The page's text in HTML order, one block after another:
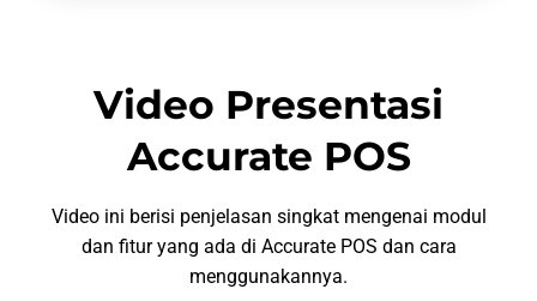
Video Presentasi
Accurate POS
Video ini berisi penjelasan singkat mengenai modul
dan fitur yang ada di Accurate POS dan cara
menggunakannya.